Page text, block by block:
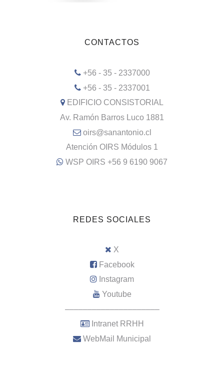
CONTACTOS
+56 - 35 - 2337000
+56 - 35 - 2337001
EDIFICIO CONSISTORIAL
Av. Ramón Barros Luco 1881
oirs@sanantonio.cl
Atención OIRS Módulos 1
WSP OIRS +56 9 6190 9067
REDES SOCIALES
X
Facebook
Instagram
Youtube
–––––––––––––––––––––
Intranet RRHH
WebMail Municipal